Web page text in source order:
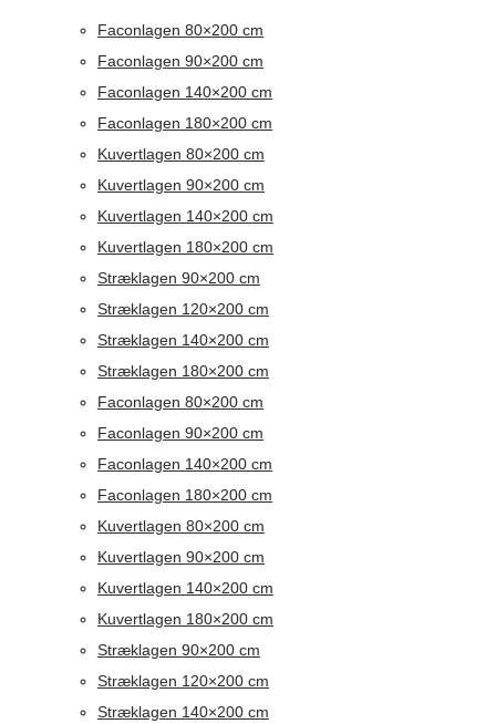
Faconlagen 80×200 cm
Faconlagen 90×200 cm
Faconlagen 140×200 cm
Faconlagen 180×200 cm
Kuvertlagen 80×200 cm
Kuvertlagen 90×200 cm
Kuvertlagen 140×200 cm
Kuvertlagen 180×200 cm
Stræklagen 90×200 cm
Stræklagen 120×200 cm
Stræklagen 140×200 cm
Stræklagen 180×200 cm
Faconlagen 80×200 cm
Faconlagen 90×200 cm
Faconlagen 140×200 cm
Faconlagen 180×200 cm
Kuvertlagen 80×200 cm
Kuvertlagen 90×200 cm
Kuvertlagen 140×200 cm
Kuvertlagen 180×200 cm
Stræklagen 90×200 cm
Stræklagen 120×200 cm
Stræklagen 140×200 cm